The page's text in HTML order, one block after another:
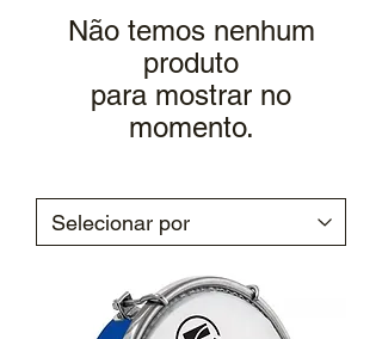
Não temos nenhum
produto
para mostrar no
momento.